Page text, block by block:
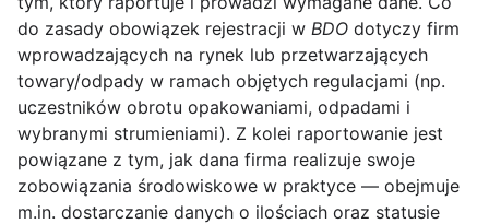
do zasady obowiązek rejestracji w BDO dotyczy firm
wprowadzających na rynek lub przetwarzających
towary/odpady w ramach objętych regulacjami (np.
uczestników obrotu opakowaniami, odpadami i
wybranymi strumieniami). Z kolei raportowanie jest
powiązane z tym, jak dana firma realizuje swoje
zobowiązania środowiskowe w praktyce — obejmuje
m.in. dostarczanie danych o ilościach oraz statusie